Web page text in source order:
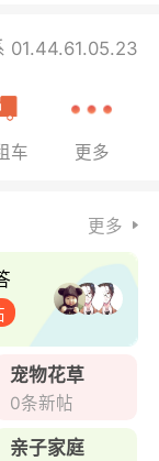
01.44.61.05.23
车 更多
更多
宠物花草
0条新帖
亲子家庭